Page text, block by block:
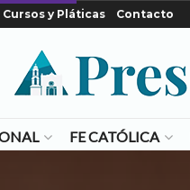
Cursos y Pláticas Contacto
FE CATÓLICA